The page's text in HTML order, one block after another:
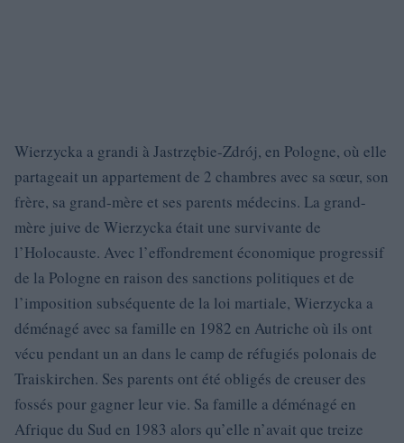
Wierzycka a grandi à Jastrzębie-Zdrój, en Pologne, où elle
partageait un appartement de 2 chambres avec sa sœur, son
frère, sa grand-mère et ses parents médecins. La grand-
mère juive de Wierzycka était une survivante de
l’Holocauste. Avec l’effondrement économique progressif
de la Pologne en raison des sanctions politiques et de
l’imposition subséquente de la loi martiale, Wierzycka a
déménagé avec sa famille en 1982 en Autriche où ils ont
vécu pendant un an dans le camp de réfugiés polonais de
Traiskirchen. Ses parents ont été obligés de creuser des
fossés pour gagner leur vie. Sa famille a déménagé en
Afrique du Sud en 1983 alors qu’elle n’avait que treize